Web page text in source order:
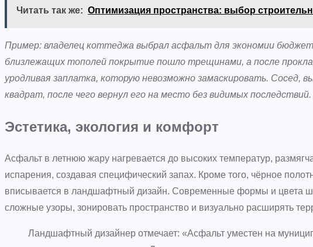
Читать так же: Оптимизация пространства: выбор
Пример: владелец коттеджа выбрал асфальт для экономии
близлежащих тополей покрытие пошло трещинами, а после
уродливая заплатка, которую невозможно замаскировать. Сосед,
квадрат, после чего вернул его на место без видимых последствий.
Эстетика, экология и комфорт
Асфальт в летнюю жару нагревается до высоких температур,
испарения, создавая специфический запах. Кроме того, чёрное
вписывается в ландшафтный дизайн. Современные формы и цвета
сложные узоры, зонировать пространство и визуально расширять
Ландшафтный дизайнер отмечает: «Асфальт уместен на